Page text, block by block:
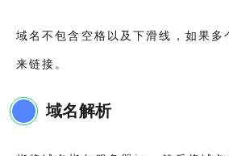
域名不包含空格以及下滑线，如果多
来链接。
域名解析